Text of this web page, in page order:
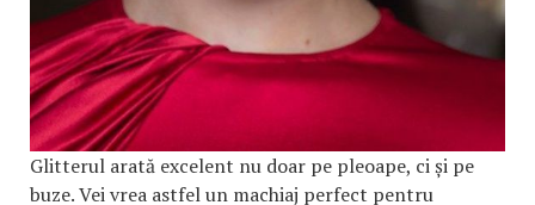
Glitterul arată excelent nu doar pe pleoape, ci și pe
buze. Vei vrea astfel un machiaj perfect pentru